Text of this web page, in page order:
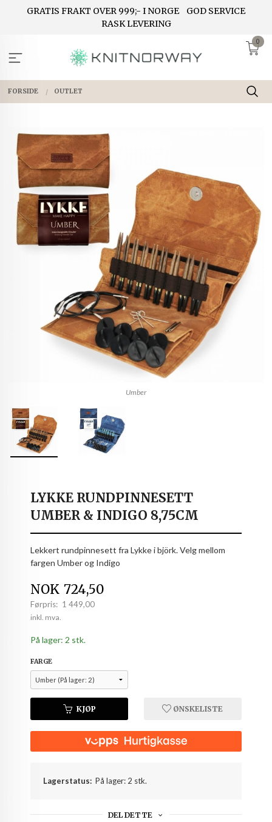
GRATIS FRAKT OVER 999;- I NORGE
GOD SERVICE
RASK LEVERING
0
FORSIDE OUTLET
Umber
LYKKE RUNDPINNESETT
UMBER & INDIGO 8,75CM
Lekkert rundpinnesett fra Lykke i björk. Velg mellom
fargen Umber og Indigo
Tilbud
NOK 724,50
Førpris: 1 449,00
Rabatt
inkl. mva.
På lager: 2 stk.
FARGE
KJØP ØNSKELISTE
Lagerstatus: På lager: 2 stk.
DEL DETTE